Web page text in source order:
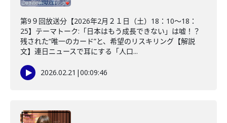
第9９回放送分【2026年2月２１日（土）18：10～18：
25】テーマトーク:「日本はもう成長できない」は嘘！？
残された“唯一のカード”と、希望のリスキリング【解説
文】連日ニュースで耳にする「人口...
2026.02.21 |00:09:46